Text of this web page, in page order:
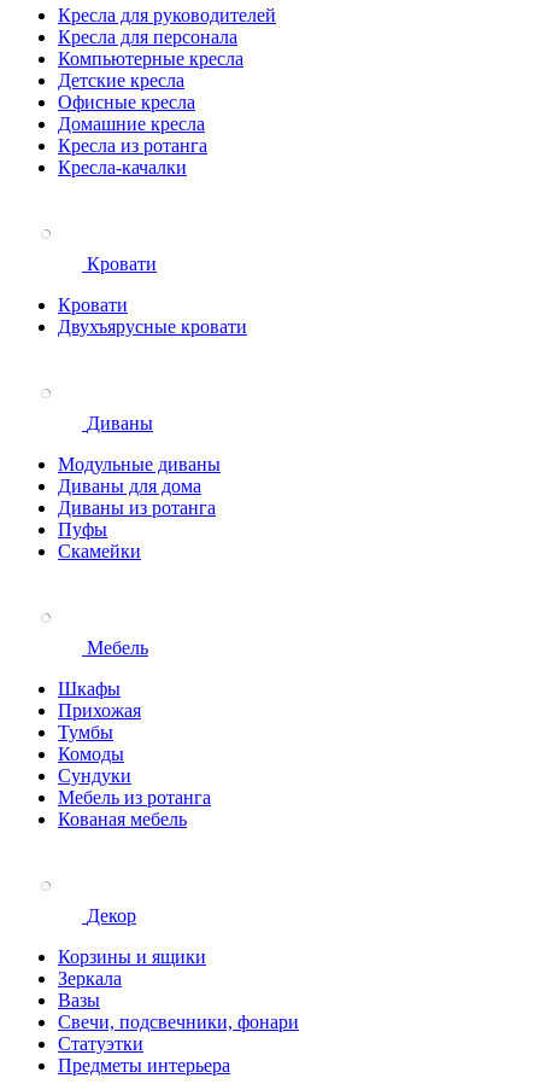
Кресла для руководителей
Кресла для персонала
Компьютерные кресла
Детские кресла
Офисные кресла
Домашние кресла
Кресла из ротанга
Кресла-качалки
Кровати
Кровати
Двухъярусные кровати
Диваны
Модульные диваны
Диваны для дома
Диваны из ротанга
Пуфы
Скамейки
Мебель
Шкафы
Прихожая
Тумбы
Комоды
Сундуки
Мебель из ротанга
Кованая мебель
Декор
Корзины и ящики
Зеркала
Вазы
Свечи, подсвечники, фонари
Статуэтки
Предметы интерьера